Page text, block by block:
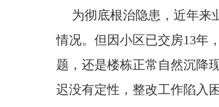
为彻底根治隐患，近年来
情况。但因小区已交房13年
题，还是楼栋正常自然沉降
迟没有定性，整改工作陷入